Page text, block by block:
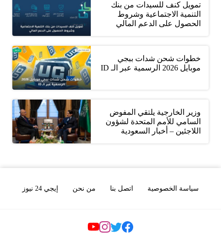
تمويل كنف للسيدات من بنك
التنمية الاجتماعية وشروط
الحصول على الدعم المالي
خطوات شحن شدات ببجي
موبايل 2026 الرسمية عبر الـ ID
وزير الخارجية يلتقي المفوض
السامي للأمم المتحدة لشؤون
اللاجئين – أخبار السعودية
سياسة الخصوصية اتصل بنا من نحن إيجي 24 نيوز
Social Links